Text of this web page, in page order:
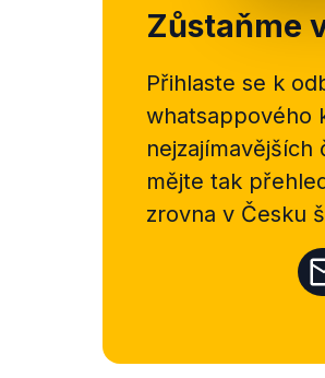
Zůstaňme
Přihlaste se k
whatsappového
nejzajímavějších
mějte tak
zrovna v Česku